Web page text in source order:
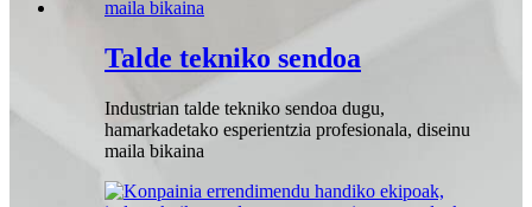
Talde tekniko sendoa
Industrian talde tekniko sendoa dugu,
hamarkadetako esperientzia profesionala, diseinu
maila bikaina